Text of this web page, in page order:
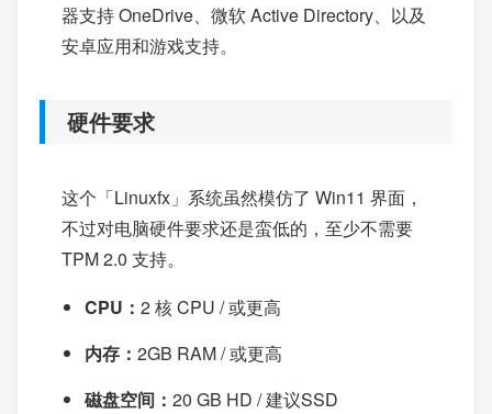
器支持 OneDrive、微软 Active Directory、以及
安卓应用和游戏支持。
硬件要求
这个「Linuxfx」系统虽然模仿了 Win11 界面，
不过对电脑硬件要求还是蛮低的，至少不需要
TPM 2.0 支持。
CPU： 2 核 CPU / 或更高
内存： 2GB RAM / 或更高
磁盘空间： 20 GB HD / 建议SSD